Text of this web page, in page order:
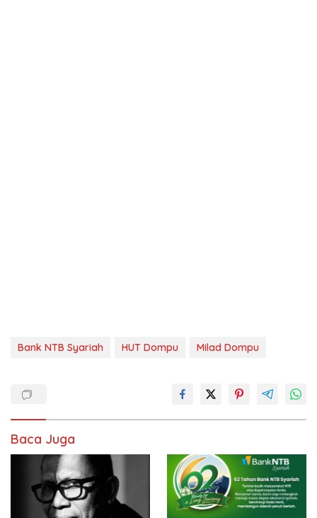
Bank NTB Syariah HUT Dompu Milad Dompu
Baca Juga